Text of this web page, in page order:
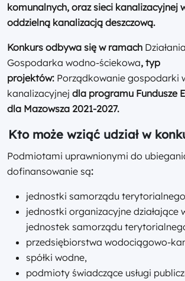
komunalnych, oraz sieci kanalizacyjnej
oddzielną kanalizacją deszczową.
Konkurs odbywa się w ramach
Gospodarka wodno-ściekowa, typ
projektów: Porządkowanie gospodarki
kanalizacyjnej dla programu Fundusze
dla Mazowsza 2021-2027.
Kto może wziąć udział w
Podmiotami uprawnionymi do
dofinansowanie są:
jednostki samorządu
jednostki organizacyjne działające
jednostek samorządu
przedsiębiorstwa wodociągowo-
spółki wodne,
podmioty świadczące usługi